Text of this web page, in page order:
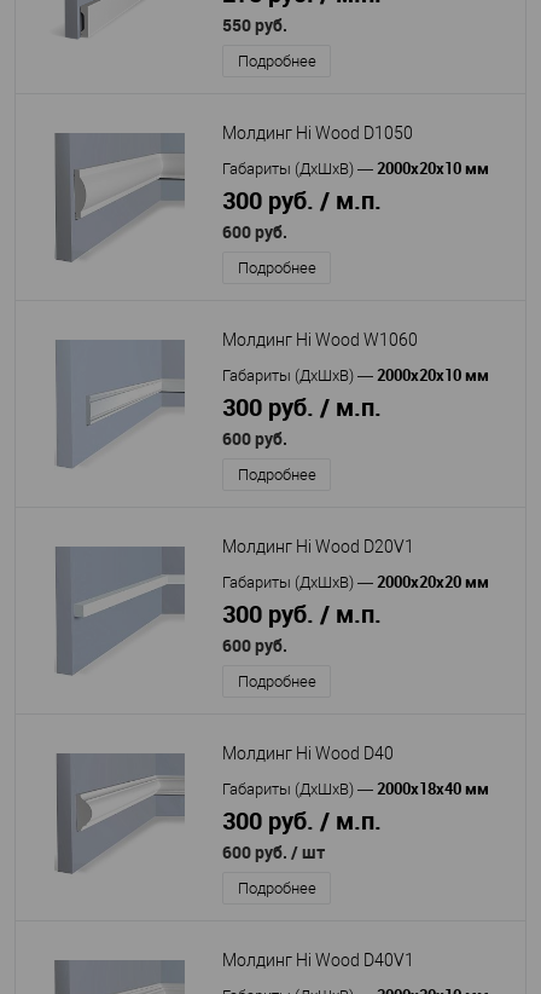
550 руб.
Подробнее
Молдинг Hi Wood D1050
Габариты (ДхШхВ) — 2000х20х10 мм
300 руб. / м.п.
600 руб.
Подробнее
Молдинг Hi Wood W1060
Габариты (ДхШхВ) — 2000х20х10 мм
300 руб. / м.п.
600 руб.
Подробнее
Молдинг Hi Wood D20V1
Габариты (ДхШхВ) — 2000х20х20 мм
300 руб. / м.п.
600 руб.
Подробнее
Молдинг Hi Wood D40
Габариты (ДхШхВ) — 2000x18x40 мм
300 руб. / м.п.
600 руб. / шт
Подробнее
Молдинг Hi Wood D40V1